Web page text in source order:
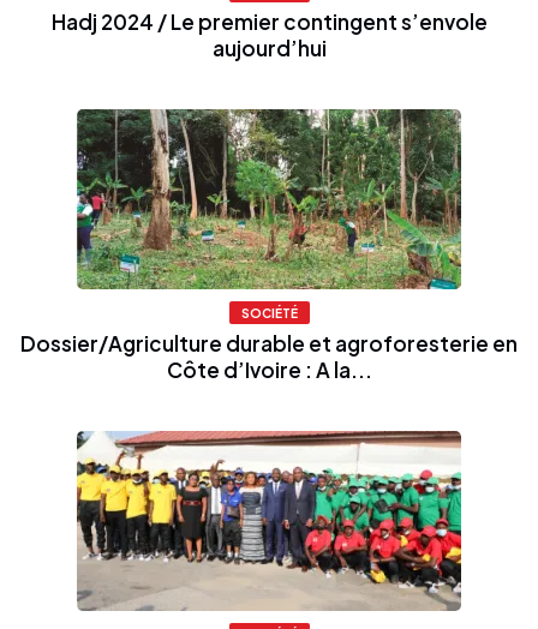
Hadj 2024 / Le premier contingent s’envole
aujourd’hui
SOCIÉTÉ
Dossier/Agriculture durable et agroforesterie en
Côte d’Ivoire : A la...